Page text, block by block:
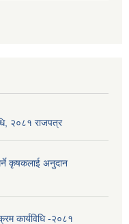
२०८१ राजपत्र
कृषकलाई अनुदान
कार्यविधि -२०८१